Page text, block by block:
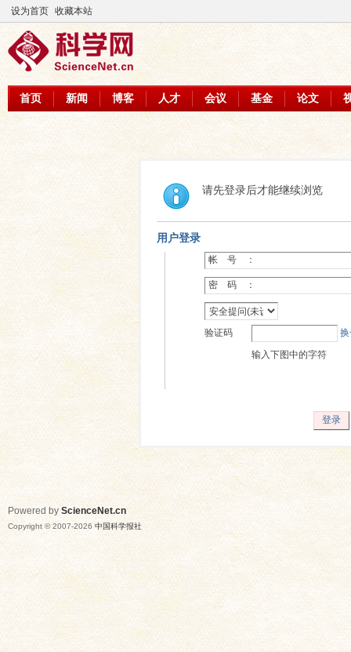
设为首页 收藏本站
首页 新闻 博客 人才 会议 基金 论文
请先登录后才能继续浏览
用户登录
帐 号 ：
密 码 ：
验证码
输入下图中的字符
登录
Powered by ScienceNet.cn
Copyright © 2007-2026 中国科学报社